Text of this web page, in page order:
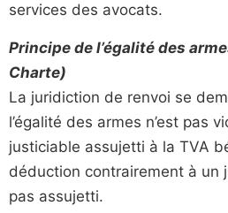
services des avocats.
Principe de l’égalité des
Charte)
La juridiction de renvoi se
l’égalité des armes n’est pas
justiciable assujetti à la TVA
déduction contrairement à un
pas assujetti.